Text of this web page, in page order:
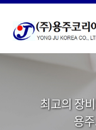
최고의 장
용